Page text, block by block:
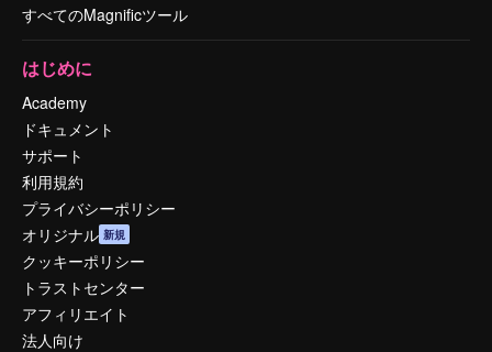
すべてのMagnificツール
はじめに
Academy
ドキュメント
サポート
利用規約
プライバシーポリシー
オリジナル 新規
クッキーポリシー
トラストセンター
アフィリエイト
法人向け